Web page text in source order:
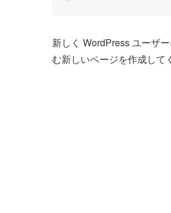
新しく WordPress ユーザー
む新しいページを作成して